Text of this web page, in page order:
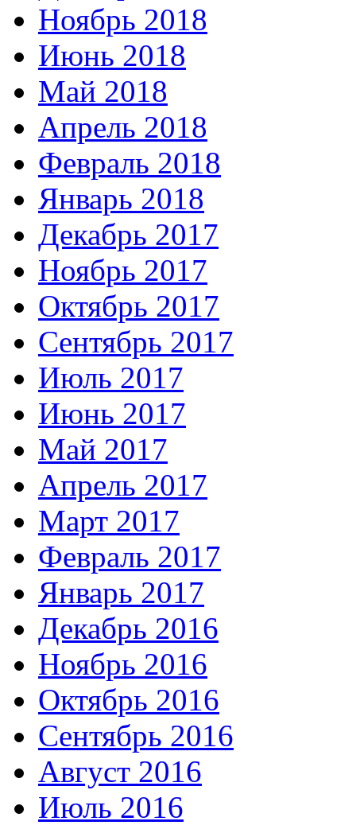
Ноябрь 2018
Июнь 2018
Май 2018
Апрель 2018
Февраль 2018
Январь 2018
Декабрь 2017
Ноябрь 2017
Октябрь 2017
Сентябрь 2017
Июль 2017
Июнь 2017
Май 2017
Апрель 2017
Март 2017
Февраль 2017
Январь 2017
Декабрь 2016
Ноябрь 2016
Октябрь 2016
Сентябрь 2016
Август 2016
Июль 2016